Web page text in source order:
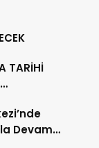
TARİHİ
Devam